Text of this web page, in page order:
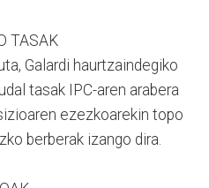
TASAK
Galardi haurtzaindegiko
tasak IPC-aren arabera
ezezkoarekin topo
berberak izango dira.